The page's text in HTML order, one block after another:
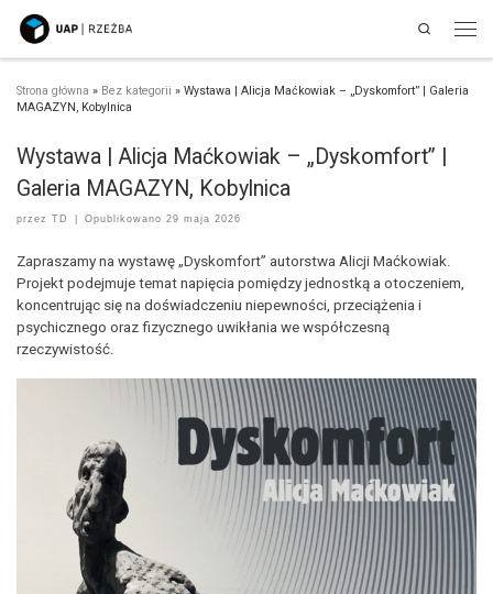
Przejdź do treści
Search
Strona główna » Bez kategorii » Wystawa | Alicja Maćkowiak – „Dyskomfort” | Galeria
MAGAZYN, Kobylnica
Wystawa | Alicja Maćkowiak – „Dyskomfort” |
Galeria MAGAZYN, Kobylnica
przez TD Opublikowano 29 maja 2026
Zapraszamy na wystawę „Dyskomfort” autorstwa Alicji Maćkowiak.
Projekt podejmuje temat napięcia pomiędzy jednostką a otoczeniem,
koncentrując się na doświadczeniu niepewności, przeciążenia i
psychicznego oraz fizycznego uwikłania we współczesną
rzeczywistość.